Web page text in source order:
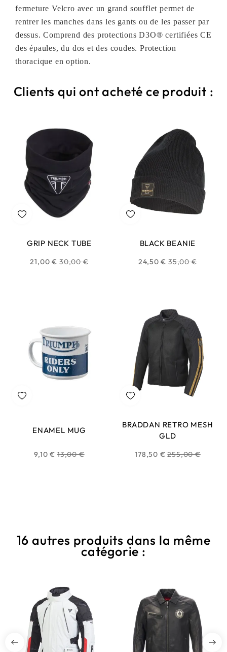
fermeture Velcro avec un grand soufflet permet de
rentrer les manches dans les gants ou de les passer par
dessus. Comprend des protections D3O® certifiées CE
des épaules, du dos et des coudes. Protection
thoracique en option.
Clients qui ont acheté ce produit :
GRIP NECK TUBE
21,00 € Prix
30,00 €
BLACK BEANIE
24,50 € Prix
35,00 €
ENAMEL MUG
9,10 € Prix
13,00 €
BRADDAN RETRO MESH
GLD
178,50 € Prix
255,00 €
16 autres produits dans la même
catégorie :